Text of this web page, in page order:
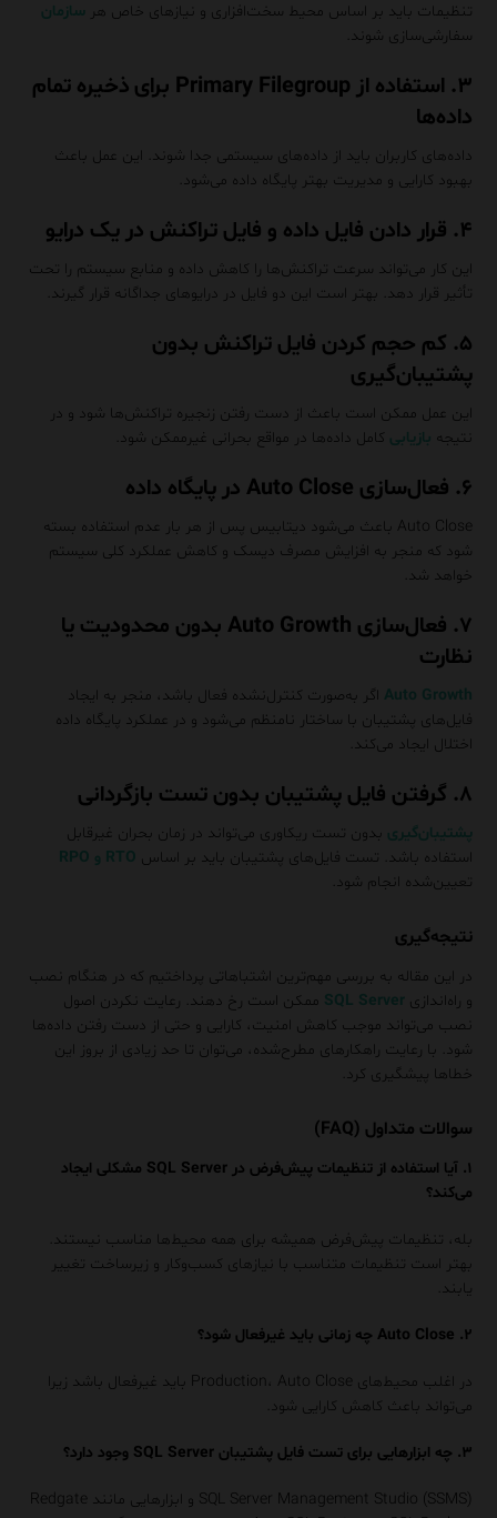
تنظیمات باید بر اساس محیط سخت‌افزاری و نیازهای خاص هر سازمان
سفارشی‌سازی شوند.
۳. استفاده از Primary Filegroup برای ذخیره تمام
داده‌ها
داده‌های کاربران باید از داده‌های سیستمی جدا شوند. این عمل باعث
بهبود کارایی و مدیریت بهتر پایگاه داده می‌شود.
۴. قرار دادن فایل داده و فایل تراکنش در یک درایو
این کار می‌تواند سرعت تراکنش‌ها را کاهش داده و منابع سیستم را تحت
تأثیر قرار دهد. بهتر است این دو فایل در درایوهای جداگانه قرار گیرند.
۵. کم حجم کردن فایل تراکنش بدون
پشتیبان‌گیری
این عمل ممکن است باعث از دست رفتن زنجیره تراکنش‌ها شود و در
نتیجه بازیابی کامل داده‌ها در مواقع بحرانی غیرممکن شود.
۶. فعال‌سازی Auto Close در پایگاه داده
Auto Close باعث می‌شود دیتابیس پس از هر بار عدم استفاده بسته
شود که منجر به افزایش مصرف دیسک و کاهش عملکرد کلی سیستم
خواهد شد.
۷. فعال‌سازی Auto Growth بدون محدودیت یا
نظارت
Auto Growth اگر به‌صورت کنترل‌نشده فعال باشد، منجر به ایجاد
فایل‌های پشتیبان با ساختار نامنظم می‌شود و در عملکرد پایگاه داده
اختلال ایجاد می‌کند.
۸. گرفتن فایل پشتیبان بدون تست بازگردانی
پشتیبان‌گیری بدون تست ریکاوری می‌تواند در زمان بحران غیرقابل
استفاده باشد. تست فایل‌های پشتیبان باید بر اساس RTO و RPO
تعیین‌شده انجام شود.
نتیجه‌گیری
در این مقاله به بررسی مهم‌ترین اشتباهاتی پرداختیم که در هنگام نصب
و راه‌اندازیSQL Server ممکن است رخ دهند. رعایت نکردن اصول
نصب می‌تواند موجب کاهش امنیت، کارایی و حتی از دست رفتن داده‌ها
شود. با رعایت راهکارهای مطرح‌شده، می‌توان تا حد زیادی از بروز این
خطاها پیشگیری کرد.
سوالات متداول (FAQ)
۱. آیا استفاده از تنظیمات پیش‌فرض در SQL Server مشکلی ایجاد
می‌کند؟
بله، تنظیمات پیش‌فرض همیشه برای همه محیط‌ها مناسب نیستند.
بهتر است تنظیمات متناسب با نیازهای کسب‌وکار و زیرساخت تغییر
یابند.
۲. Auto Close چه زمانی باید غیرفعال شود؟
در اغلب محیط‌های Production، Auto Close باید غیرفعال باشد زیرا
می‌تواند باعث کاهش کارایی شود.
۳. چه ابزارهایی برای تست فایل پشتیبان SQL Server وجود دارد؟
SQL Server Management Studio (SSMS) و ابزارهایی مانند Redgate